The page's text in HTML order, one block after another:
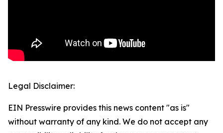
Legal Disclaimer:
EIN Presswire provides this news content "as is"
without warranty of any kind. We do not accept any